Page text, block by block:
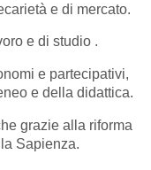
e di mercato.
e di studio .
e partecipativi,
e della didattica.
grazie alla riforma
Sapienza.